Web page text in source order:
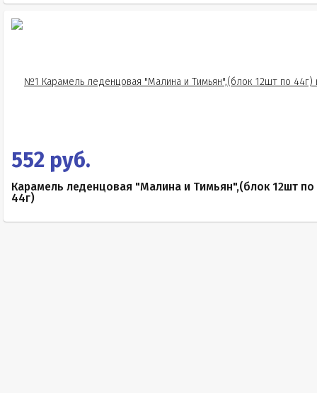
552 руб.
Карамель леденцовая "Малина и Тимьян",(блок 12шт по
44г)